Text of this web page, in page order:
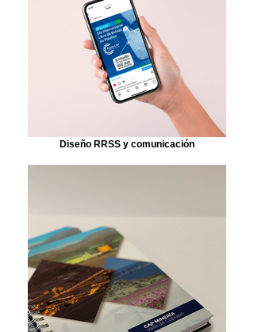
Diseño RRSS y comunicación